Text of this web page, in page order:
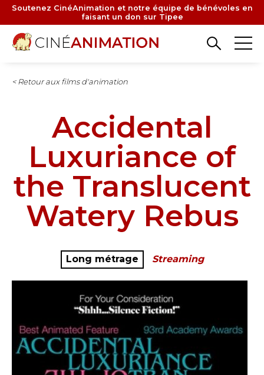
Aller
contenu
principal
Soutenez CinéAnimation et notre équipe de bénévoles en
faisant un don sur Tipee
< Retour aux films d'animation
Accidental
Luxuriance of
the Translucent
Watery Rebus
Long métrage Streaming